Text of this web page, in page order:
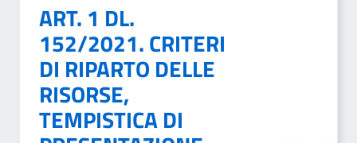
ART. 1 DL.
152/2021. CRITERI
DI RIPARTO DELLE
RISORSE,
TEMPISTICA DI